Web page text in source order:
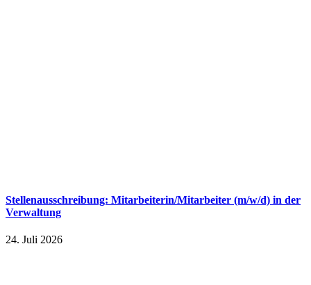
Stellenausschreibung: Mitarbeiterin/Mitarbeiter (m/w/d) in der
Verwaltung
24. Juli 2026